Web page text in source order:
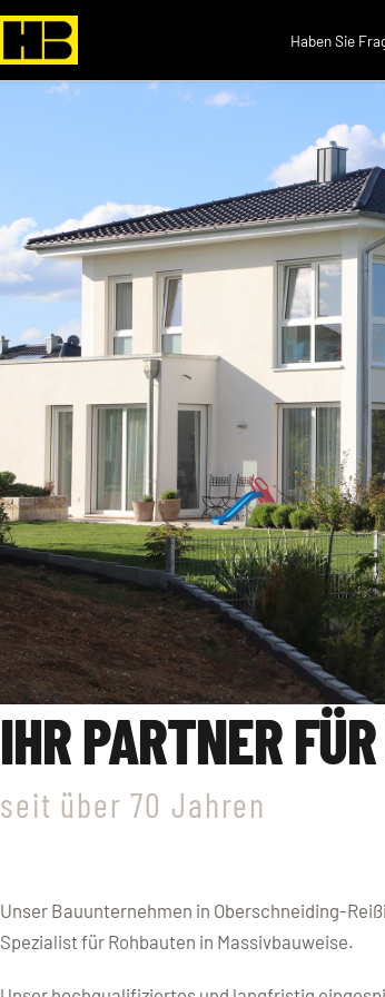
Haben Sie
IHR PARTNER
seit über 70 Jahren
Unser Bauunternehmen in Oberschneiding-
Spezialist für Rohbauten in Massivbauweise.